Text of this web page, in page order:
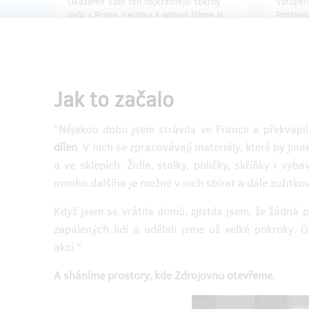
dvůr v Praze. Legitku s sebou! Dáme si
Doručení odměny: do půl roku po
ukončení projektu na Hithitu
400 Kč
+
zbývá 9 z 10
Chcete poznat své kolegy i mimo práci?
Odpoledne ve Zdrojovně je k tomu jako
Jak to začalo
"Nějakou dobu jsem strávila ve Francii a
dílen. V nich se zpracovávají materiály, které by
a ve sklepích. Židle, stolky, poličky, skříňky i
mnoho dalšího je možné v nich sbírat a dále
Když jsem se vrátila domů, zjistila jsem, že žádná
zapálených lidí a udělali jsme už velké pokroky.
akcí."
A sháníme prostory, kde Zdrojovnu otevřeme.